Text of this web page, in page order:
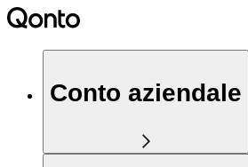
Conto aziendale